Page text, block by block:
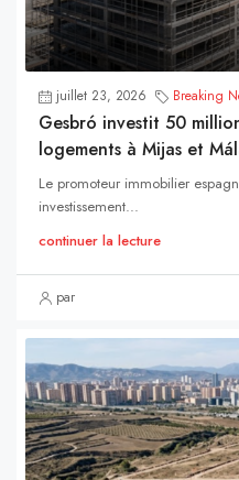
juillet 23, 2026 Breaking
Gesbró investit 50
logements à Mijas et
Le promoteur immobilier
investissement...
continuer la lecture
par